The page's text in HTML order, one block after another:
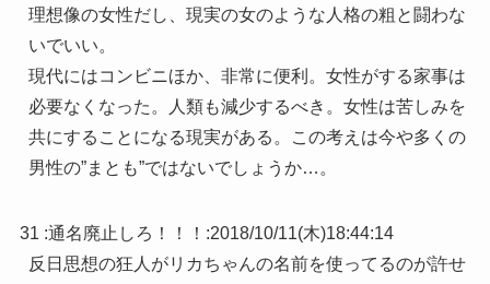
理想像の女性だし、現実の女のような人格の粗と闘わな
いでいい。
現代にはコンビニほか、非常に便利。女性がする家事は
必要なくなった。人類も減少するべき。女性は苦しみを
共にすることになる現実がある。この考えは今や多くの
男性の”まとも”ではないでしょうか…。
31 :通名廃止しろ！！！ :2018/10/11(木)18:44:14
反日思想の狂人がリカちゃんの名前を使ってるのが許せ